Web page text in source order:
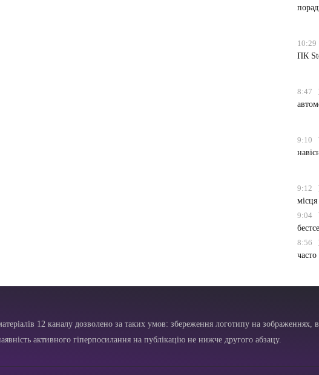
10:29
ПК
8:47
9:10
9:12
місця
9:04
8:56
12 каналу дозволено за таких умов: збереження логотипу на зображеннях,
активного гіперпосилання на публікацію не нижче другого абзацу.